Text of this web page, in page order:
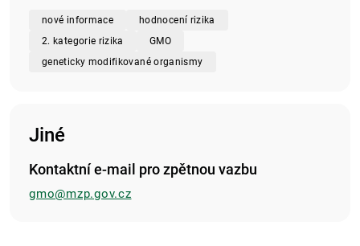
nové informace
hodnocení rizika
2. kategorie rizika
GMO
geneticky modifikované organismy
Jiné
Kontaktní e-mail pro zpětnou vazbu
gmo@mzp.gov.cz